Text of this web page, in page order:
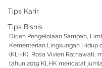
Tips Karir
Tips Bisnis
Dirjen Pengelolaan Sampah,
Kementerian Lingkungan Hidup
(KLHK), Rosa Vivien Ratnawati,
tahun 2019 KLHK mencatat